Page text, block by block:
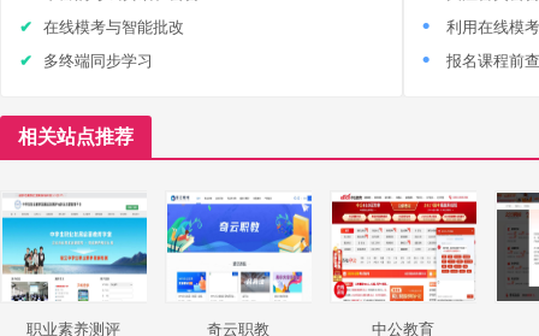
在线模考与智能批改
多终端同步学习
利用在线模
报名课程前
相关站点推荐
职业素养测评 奇云职教 中公教育